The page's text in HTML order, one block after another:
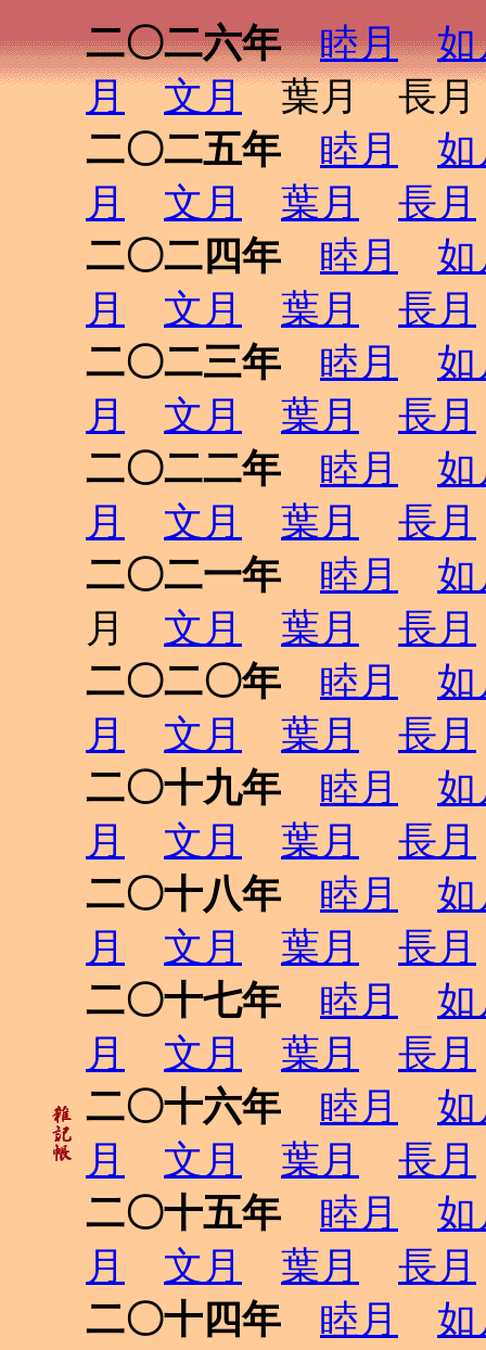
二〇二六年 睦月
如
月
文月葉月 長月
二〇二五年
睦月
如
月
文月 葉月
長月
二〇二四年
睦月
如
月
文月 葉月
長月
二〇二三年
睦月
如
月
文月 葉月
長月
二〇二二年
睦月
如
月
文月 葉月
長月
二〇二一年
睦月
如
月 文月 葉月
長月
二〇二〇年
睦月
如
月
文月 葉月
長月
二〇十九年
睦月
如
月
文月 葉月
長月
二〇十八年
睦月
如
月
文月 葉月
長月
二〇十七年
睦月
如
月
文月 葉月
長月
二〇十六年
睦月
如
月
文月 葉月
長月
二〇十五年
睦月
如
月
文月 葉月
長月
二〇十四年
睦月
如